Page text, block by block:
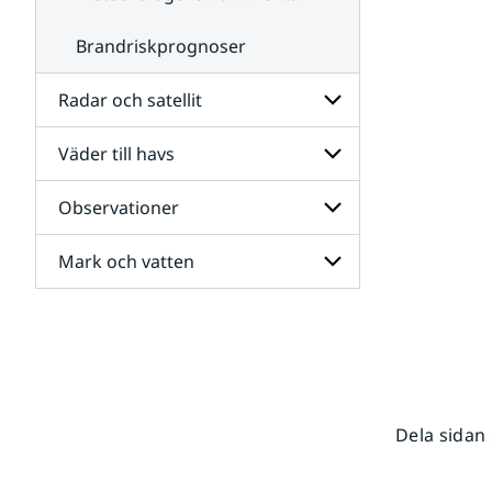
Brandriskprognoser
Radar och satellit
Undersidor
för
Radar
och
satellit
Väder till havs
Undersidor
för
Väder
till
havs
Observationer
Undersidor
för
Mark och vatten
Dela sidan